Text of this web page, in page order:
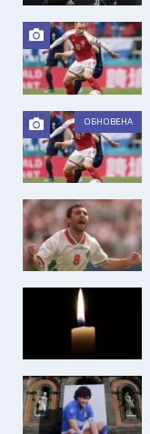
ОБНОВЕНА